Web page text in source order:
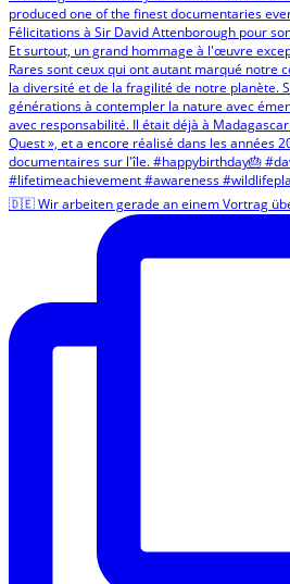
🇩🇪 Wir arbeiten gerade an einem Vortrag